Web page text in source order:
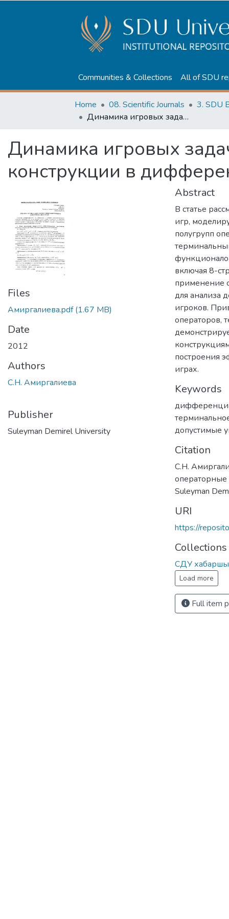
Communities & Collections All of SDU
Home 08. Scientific Journals
3. SDU
Динамика игровых задач и операторные конструкции в дифференциальных играх
Динамика игровых
конструкции в
Files
Амиргалиева.pdf(1.67 MB)
Date
2012
Authors
С.Н. Амиргалиева
Publisher
Suleyman Demirel University
Abstract
В статье
игр,
полугрупп
включая 8-
применение
для анализа
игроков.
операторов,
построения
играх.
Keywords
допустимые
Citation
С.Н.
Suleyman
URI
https://
Collections
СДУ
Load more
Full item